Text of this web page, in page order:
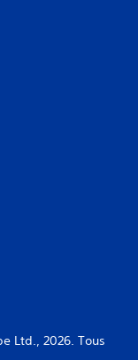
Ltd., 2026. Tous